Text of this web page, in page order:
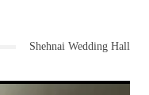
Shehnai Wedding Hall